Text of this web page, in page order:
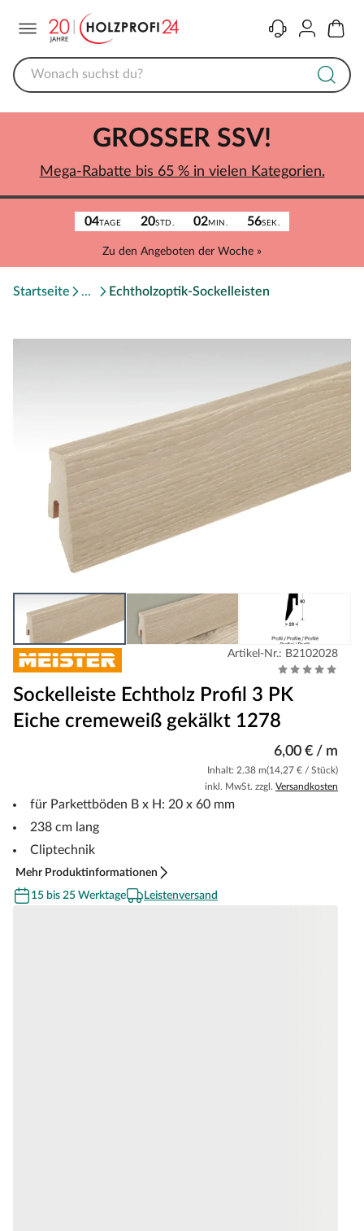
KontaktKonto
04TAGE 20STD. 02MIN. 56SEK.
Zu den Angeboten der Woche »
GROSSER SSV!
Mega-Rabatte bis 65 % in vielen Kategorien.
Startseite Echtholzoptik-Sockelleisten
Artikel-Nr.: B2102028
Sockelleiste Echtholz Profil 3 PK
Eiche cremeweiß gekälkt 1278
6,00 € / m
Inhalt: 2.38 m(14,27 € / Stück)
inkl. MwSt. zzgl. Versandkosten
für Parkettböden B x H: 20 x 60 mm
238 cm lang
Cliptechnik
Mehr Produktinformationen
15 bis 25 Werktage
Leistenversand